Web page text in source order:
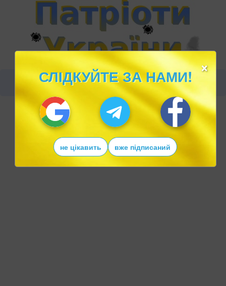
×
СЛІДКУЙТЕ ЗА НАМИ!
не цікавить вже підписаний